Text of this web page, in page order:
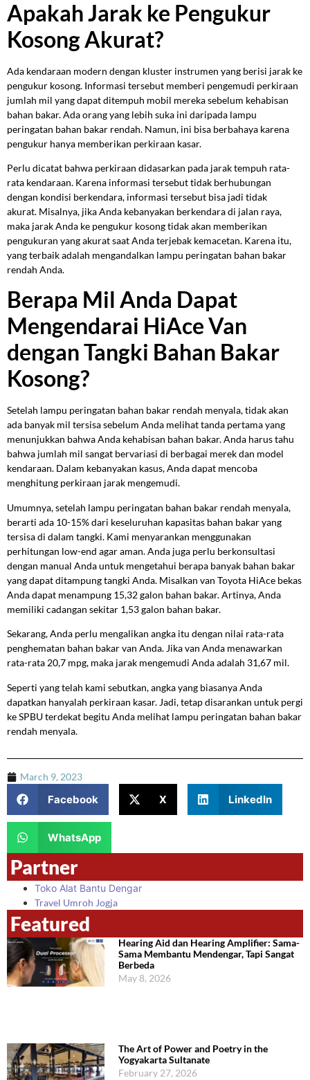
Apakah Jarak ke Pengukur
Kosong Akurat?
Ada kendaraan modern dengan kluster instrumen yang berisi jarak ke
pengukur kosong. Informasi tersebut memberi pengemudi perkiraan
jumlah mil yang dapat ditempuh mobil mereka sebelum kehabisan
bahan bakar. Ada orang yang lebih suka ini daripada lampu
peringatan bahan bakar rendah. Namun, ini bisa berbahaya karena
pengukur hanya memberikan perkiraan kasar.
Perlu dicatat bahwa perkiraan didasarkan pada jarak tempuh rata-
rata kendaraan. Karena informasi tersebut tidak berhubungan
dengan kondisi berkendara, informasi tersebut bisa jadi tidak
akurat. Misalnya, jika Anda kebanyakan berkendara di jalan raya,
maka jarak Anda ke pengukur kosong tidak akan memberikan
pengukuran yang akurat saat Anda terjebak kemacetan. Karena itu,
yang terbaik adalah mengandalkan lampu peringatan bahan bakar
rendah Anda.
Berapa Mil Anda Dapat
Mengendarai HiAce Van
dengan Tangki Bahan Bakar
Kosong?
Setelah lampu peringatan bahan bakar rendah menyala, tidak akan
ada banyak mil tersisa sebelum Anda melihat tanda pertama yang
menunjukkan bahwa Anda kehabisan bahan bakar. Anda harus tahu
bahwa jumlah mil sangat bervariasi di berbagai merek dan model
kendaraan. Dalam kebanyakan kasus, Anda dapat mencoba
menghitung perkiraan jarak mengemudi.
Umumnya, setelah lampu peringatan bahan bakar rendah menyala,
berarti ada 10-15% dari keseluruhan kapasitas bahan bakar yang
tersisa di dalam tangki. Kami menyarankan menggunakan
perhitungan low-end agar aman. Anda juga perlu berkonsultasi
dengan manual Anda untuk mengetahui berapa banyak bahan bakar
yang dapat ditampung tangki Anda. Misalkan van Toyota HiAce bekas
Anda dapat menampung 15,32 galon bahan bakar. Artinya, Anda
memiliki cadangan sekitar 1,53 galon bahan bakar.
Sekarang, Anda perlu mengalikan angka itu dengan nilai rata-rata
penghematan bahan bakar van Anda. Jika van Anda menawarkan
rata-rata 20,7 mpg, maka jarak mengemudi Anda adalah 31,67 mil.
Seperti yang telah kami sebutkan, angka yang biasanya Anda
dapatkan hanyalah perkiraan kasar. Jadi, tetap disarankan untuk pergi
ke SPBU terdekat begitu Anda melihat lampu peringatan bahan bakar
rendah menyala.
March 9, 2023
Facebook X LinkedIn
WhatsApp
Partner
Toko Alat Bantu Dengar
Travel Umroh Jogja
Featured
Hearing Aid dan Hearing Amplifier: Sama-
Sama Membantu Mendengar, Tapi Sangat
Berbeda
May 8, 2026
The Art of Power and Poetry in the
Yogyakarta Sultanate
February 27, 2026